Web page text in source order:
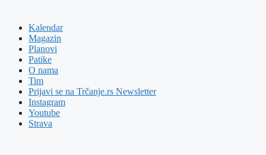
Kalendar
Magazin
Planovi
Patike
O nama
Tim
Prijavi se na Trčanje.rs Newsletter
Instagram
Youtube
Strava